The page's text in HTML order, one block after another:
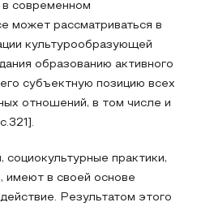
в современном
может рассматриваться в
культурообразующей
образованию активного
субъектную позицию всех
отношений, в том числе и
практики,
имеют в своей основе
Результатом этого